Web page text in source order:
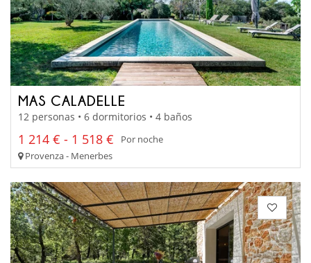
MAS CALADELLE
12 personas • 6 dormitorios • 4 baños
1 214 € - 1 518 €
Por noche
Provenza - Menerbes